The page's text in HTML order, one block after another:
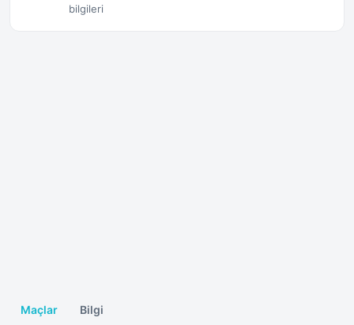
bilgileri
Maçlar Bilgi